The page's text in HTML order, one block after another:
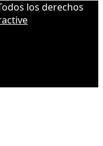
los derechos